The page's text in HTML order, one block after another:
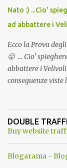
Nato :) ...Cio'
ad abbattere i
Ecco la Prova
😛 ... Cio'
abbattere i
conseguenze
ancora una
una guerra
DOUBLE
Buy website
Blogarama -